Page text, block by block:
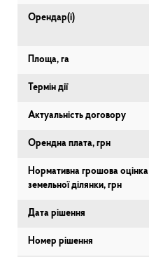
Орендар(і)
Площа, га
Термін дії
Актуальність договору
Орендна плата, грн
Нормативна грошова оцінка
земельної ділянки, грн
Дата рішення
Номер рішення